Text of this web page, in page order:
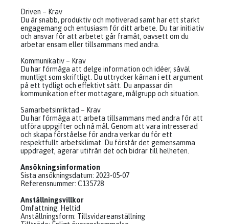
Driven – Krav
Du är snabb, produktiv och motiverad samt har ett starkt
engagemang och entusiasm för ditt arbete. Du tar initiativ
och ansvar för att arbetet går framåt, oavsett om du
arbetar ensam eller tillsammans med andra.
Kommunikativ – Krav
Du har förmåga att delge information och idéer, såväl
muntligt som skriftligt. Du uttrycker kärnan i ett argument
på ett tydligt och effektivt sätt. Du anpassar din
kommunikation efter mottagare, målgrupp och situation.
Samarbetsinriktad – Krav
Du har förmåga att arbeta tillsammans med andra för att
utföra uppgifter och nå mål. Genom att vara intresserad
och skapa förståelse för andra verkar du för ett
respektfullt arbetsklimat. Du förstår det gemensamma
uppdraget, agerar utifrån det och bidrar till helheten.
Ansökningsinformation
Sista ansökningsdatum: 2023-05-07
Referensnummer: C135728
Anställningsvillkor
Omfattning: Heltid
Anställningsform: Tillsvidareanställning